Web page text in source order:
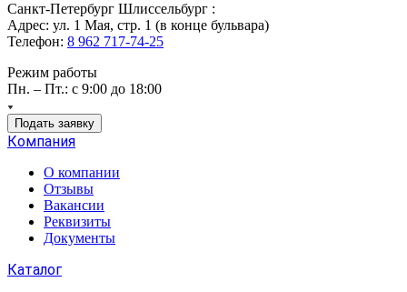
Санкт-Петербург Шлиссельбург :
Адрес: ул. 1 Мая, стр. 1 (в конце бульвара)
Телефон: 8 962 717-74-25
Режим работы
Пн. – Пт.: с 9:00 до 18:00
Подать заявку
Компания
О компании
Отзывы
Вакансии
Реквизиты
Документы
Каталог